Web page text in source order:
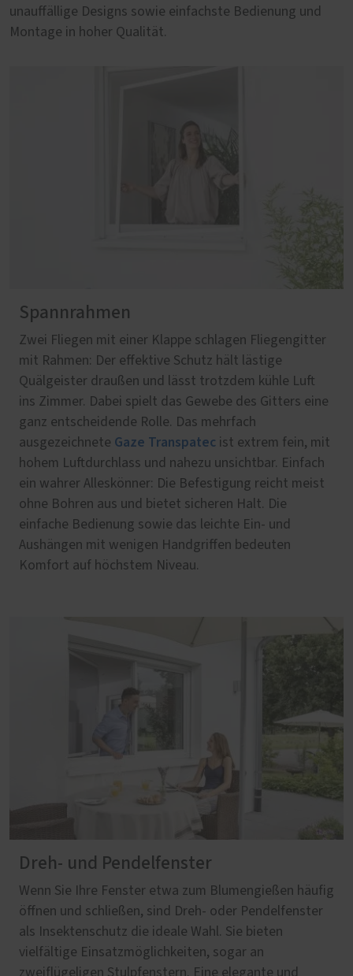
unauffällige Designs sowie einfachste Bedienung und
Montage in hoher Qualität.
Spannrahmen
Zwei Fliegen mit einer Klappe schlagen Fliegengitter
mit Rahmen: Der effektive Schutz hält lästige
Quälgeister draußen und lässt trotzdem kühle Luft
ins Zimmer. Dabei spielt das Gewebe des Gitters eine
ganz entscheidende Rolle. Das mehrfach
ausgezeichnete Gaze Transpatec ist extrem fein, mit
hohem Luftdurchlass und nahezu unsichtbar. Einfach
ein wahrer Alleskönner: Die Befestigung reicht meist
ohne Bohren aus und bietet sicheren Halt. Die
einfache Bedienung sowie das leichte Ein- und
Aushängen mit wenigen Handgriffen bedeuten
Komfort auf höchstem Niveau.
Dreh- und Pendelfenster
Wenn Sie Ihre Fenster etwa zum Blumengießen häufig
öffnen und schließen, sind Dreh- oder Pendelfenster
als Insektenschutz die ideale Wahl. Sie bieten
vielfältige Einsatzmöglichkeiten, sogar an
zweiflügeligen Stulpfenstern. Eine elegante und